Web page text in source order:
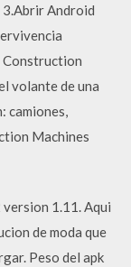
Android
Construction
volante de una
camiones,
Machines
1.11. Aqui
de moda que
Peso del apk